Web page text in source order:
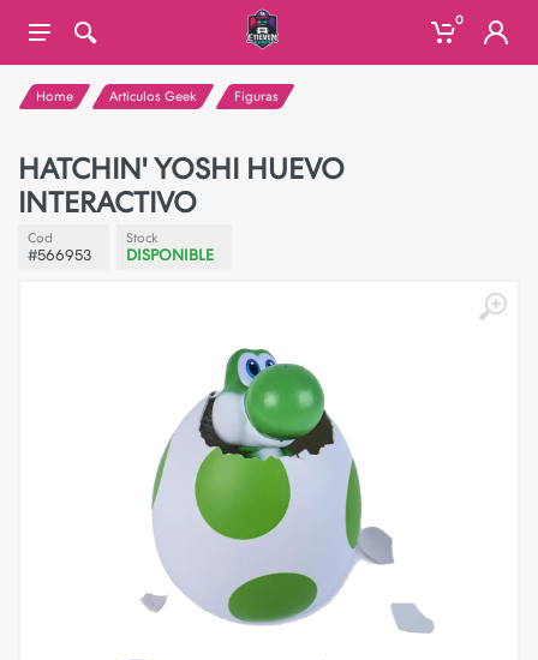
0
Home Articulos Geek Figuras
HATCHIN' YOSHI HUEVO
INTERACTIVO
Cod
#566953
Stock
DISPONIBLE